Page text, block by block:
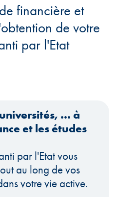
financière et
de votre
par l'Etat
... à
et les études
par l'Etat vous
au long de vos
votre vie active.